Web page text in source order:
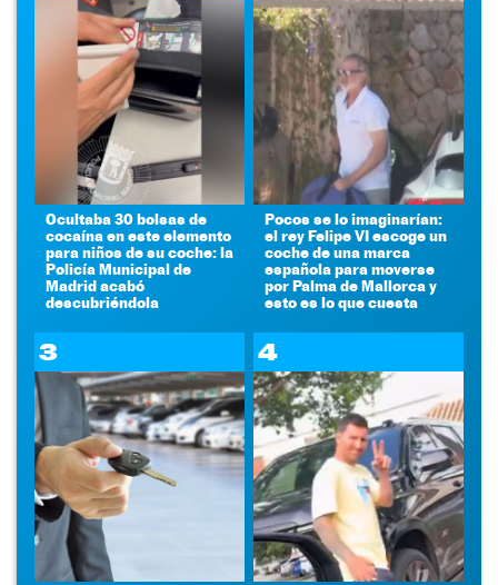
Ocultaba 30 bolsas de
cocaína en este elemento
para niños de su coche: la
Policía Municipal de
Madrid acabó
descubriéndola
Pocos se lo imaginarían:
el rey Felipe VI escoge un
coche de una marca
española para moverse
por Palma de Mallorca y
esto es lo que cuesta
3 4